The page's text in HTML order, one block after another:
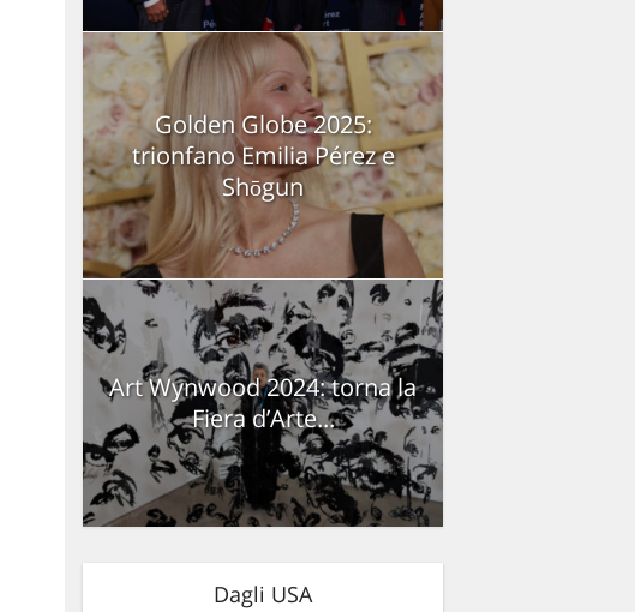
Golden Globe 2025:
trionfano Emilia Pérez e
Shōgun
Art Wynwood 2024: torna la
Fiera d’Arte...
Dagli USA